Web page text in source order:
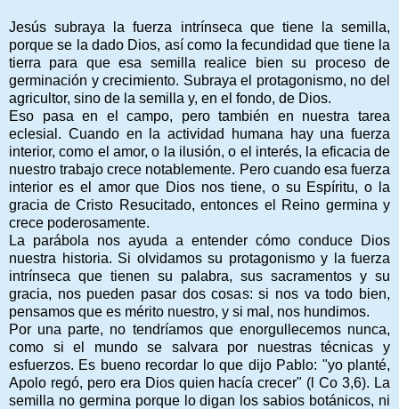
Jesús subraya la fuerza intrínseca que tiene la semilla,
porque se la dado Dios, así como la fecundidad que tiene la
tierra para que esa semilla realice bien su proceso de
germinación y crecimiento. Subraya el protagonismo, no del
agricultor, sino de la semilla y, en el fondo, de Dios.
Eso pasa en el campo, pero también en nuestra tarea
eclesial. Cuando en la actividad humana hay una fuerza
interior, como el amor, o la ilusión, o el interés, la eficacia de
nuestro trabajo crece notablemente. Pero cuando esa fuerza
interior es el amor que Dios nos tiene, o su Espíritu, o la
gracia de Cristo Resucitado, entonces el Reino germina y
crece poderosamente.
La parábola nos ayuda a entender cómo conduce Dios
nuestra historia. Si olvidamos su protagonismo y la fuerza
intrínseca que tienen su palabra, sus sacramentos y su
gracia, nos pueden pasar dos cosas: si nos va todo bien,
pensamos que es mérito nuestro, y si mal, nos hundimos.
Por una parte, no tendríamos que enorgullecemos nunca,
como si el mundo se salvara por nuestras técnicas y
esfuerzos. Es bueno recordar lo que dijo Pablo: "yo planté,
Apolo regó, pero era Dios quien hacía crecer" (l Co 3,6). La
semilla no germina porque lo digan los sabios botánicos, ni